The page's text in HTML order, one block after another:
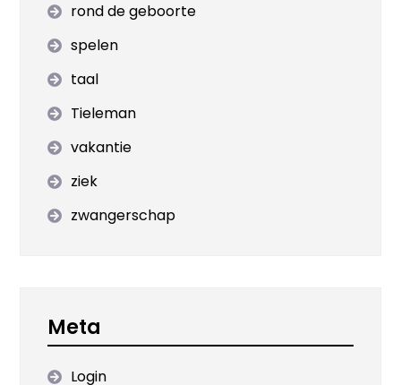
rond de geboorte
spelen
taal
Tieleman
vakantie
ziek
zwangerschap
Meta
Login